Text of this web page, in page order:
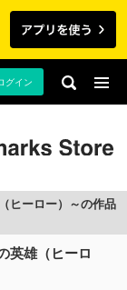
グイン
ヒーロー）～の作品
英雄（ヒーロ